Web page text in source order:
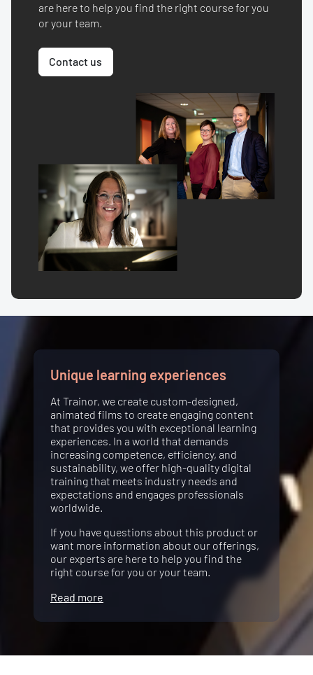
are here to help you find the right course for you
or your team.
Contact us
Unique learning experiences
At Trainor, we create custom-designed,
animated films to create engaging content
that provides you with exceptional learning
experiences. In a world that demands
increasing competence, efficiency, and
sustainability, we offer high-quality digital
training that meets industry needs and
expectations and engages professionals
worldwide.
If you have questions about this product or
want more information about our offerings,
our experts are here to help you find the
right course for you or your team.
Read more